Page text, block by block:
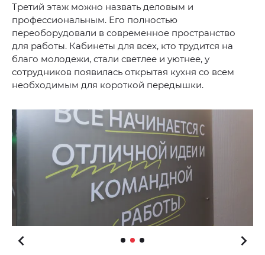
Третий этаж можно назвать деловым и
профессиональным. Его полностью
переоборудовали в современное пространство
для работы. Кабинеты для всех, кто трудится на
благо молодежи, стали светлее и уютнее, у
сотрудников появилась открытая кухня со всем
необходимым для короткой передышки.